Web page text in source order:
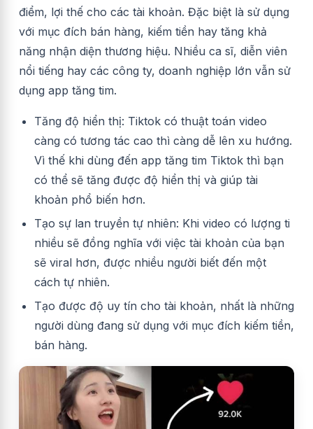
điểm, lợi thế cho các tài khoản. Đặc biệt là sử dụng
với mục đích bán hàng, kiếm tiền hay tăng khả
năng nhận diện thương hiệu. Nhiều ca sĩ, diễn viên
nổi tiếng hay các công ty, doanh nghiệp lớn vẫn sử
dụng app tăng tim.
Tăng độ hiển thị: Tiktok có thuật toán video
càng có tương tác cao thì càng dễ lên xu hướng.
Vì thế khi dùng đến app tăng tim Tiktok thì bạn
có thể sẽ tăng được độ hiển thị và giúp tài
khoản phổ biến hơn.
Tạo sự lan truyền tự nhiên: Khi video có lượng ti
nhiều sẽ đồng nghĩa với việc tài khoản của bạn
sẽ viral hơn, được nhiều người biết đến một
cách tự nhiên.
Tạo được độ uy tín cho tài khoản, nhất là những
người dùng đang sử dụng với mục đích kiếm tiền,
bán hàng.